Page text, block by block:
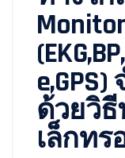
ด้วยวิ
เล็กทร